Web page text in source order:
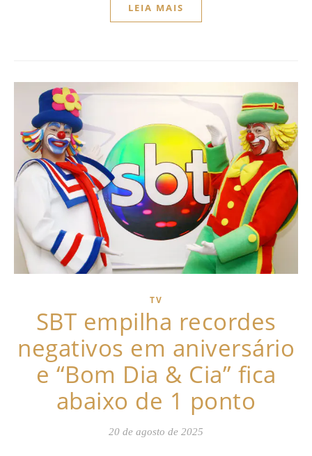
LEIA MAIS
TV
SBT empilha recordes
negativos em aniversário
e “Bom Dia & Cia” fica
abaixo de 1 ponto
20 de agosto de 2025